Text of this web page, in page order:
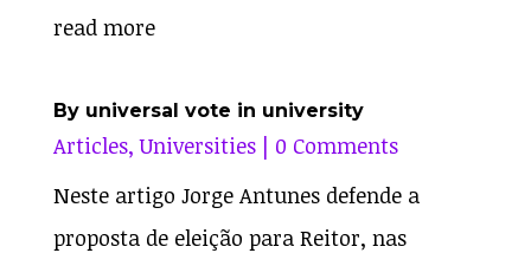
read more
By universal vote in university
Articles,Universities| 0 Comments
Neste artigo Jorge Antunes defende a
proposta de eleição para Reitor, nas